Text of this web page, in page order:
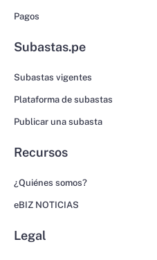
Pagos
Subastas.pe
Subastas vigentes
Plataforma de subastas
Publicar una subasta
Recursos
¿Quiénes somos?
eBIZ NOTICIAS
Legal